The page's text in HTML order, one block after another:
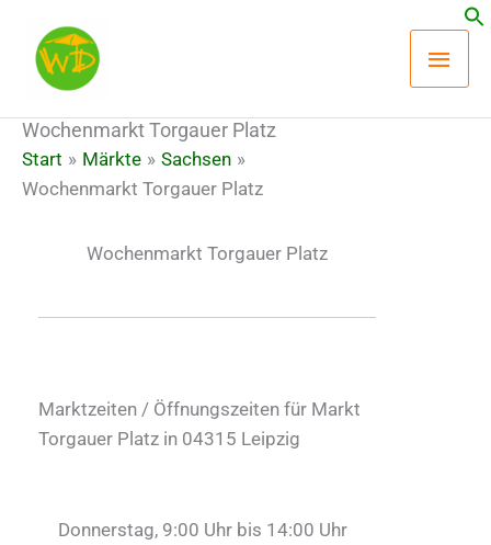
Inhalt
springen
Wochenmarkt Torgauer Platz
Start Märkte
Sachsen
Wochenmarkt Torgauer Platz
Wochenmarkt Torgauer Platz
Marktzeiten / Öffnungszeiten für Markt
Torgauer Platz in 04315 Leipzig
Donnerstag, 9:00 Uhr bis 14:00 Uhr